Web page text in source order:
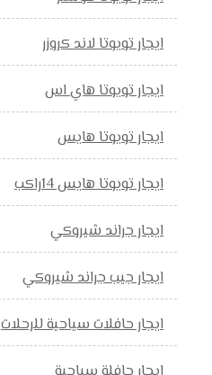
ايجار تويوتا لاند كروزر
ايجار تويوتا هاي اس
ايجار تويوتا هايس
ايجار تويوتا هايس 14راكب
ايجار جراند شيروكي
ايجار جيب جراند شيروكي
ايجار حافلات سياحية للرحلات